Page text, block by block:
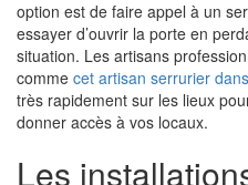
option est de faire appel à un
essayer d’ouvrir la porte en
situation. Les artisans
comme cet artisan serrurier
très rapidement sur les lieux
donner accès à vos locaux.
Les